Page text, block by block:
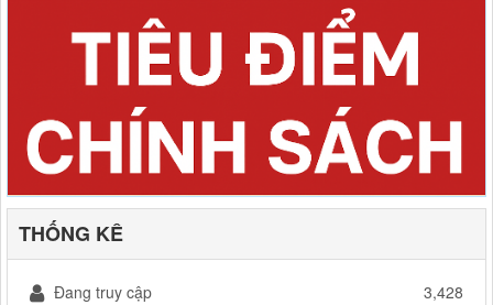
THỐNG KÊ
Đang truy cập
3,428